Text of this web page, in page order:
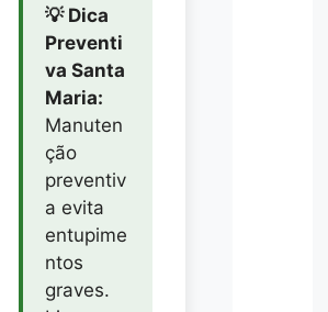
💡 Dica
Preventi
va Santa
Maria:
Manuten
ção
preventiv
a evita
entupime
ntos
graves.